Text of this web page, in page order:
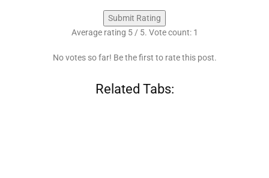
Submit Rating
Average rating 5/ 5. Vote count: 1
No votes so far! Be the first to rate this post.
Related Tabs: